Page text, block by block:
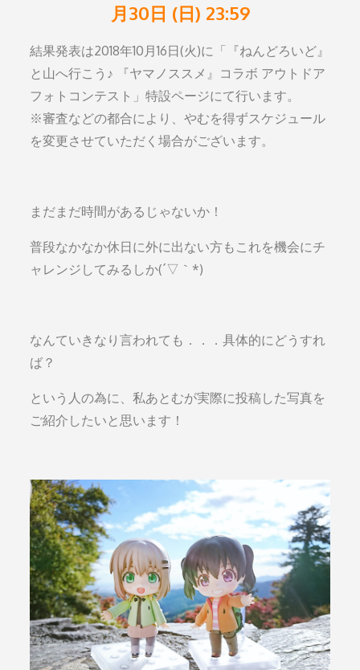
月30日 (日) 23:59
結果発表は2018年10月16日(火)に「『ねんどろいど』
と山へ行こう♪ 『ヤマノススメ』コラボ アウトドア
フォトコンテスト」特設ページにて行います。
※審査などの都合により、やむを得ずスケジュール
を変更させていただく場合がございます。
まだまだ時間があるじゃないか！
普段なかなか休日に外に出ない方もこれを機会にチ
ャレンジしてみるしか(´▽｀*)
なんていきなり言われても．．．具体的にどうすれ
ば？
という人の為に、私あとむが実際に投稿した写真を
ご紹介したいと思います！